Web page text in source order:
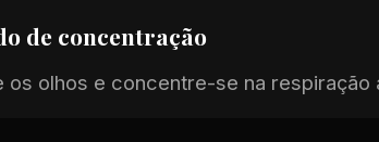
de concentração
os olhos e concentre-se na